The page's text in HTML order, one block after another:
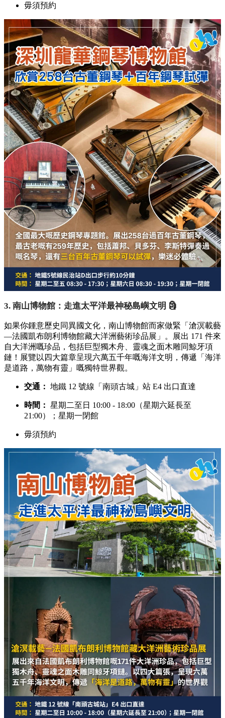
毋須預約
3. 南山博物館：走進太平洋最神秘島嶼文明 🗿
如果你鍾意歷史同異國文化，南山博物館而家做緊「滄溟載藝
—法國凱布朗利博物館藏大洋洲藝術珍品展」。展出 171 件來
自大洋洲嘅珍品，包括巨型獨木舟、靈魂之面木雕同鯨牙項
鏈！展覽以四大篇章呈現六萬五千年嘅海洋文明，傳遞「海洋
是道路，萬物有靈」嘅獨特世界觀。
交通： 地鐵 12 號線「南頭古城」站 E4 出口直達
時間： 星期二至日 10:00 - 18:00（星期六延長至
21:00）；星期一閉館
毋須預約